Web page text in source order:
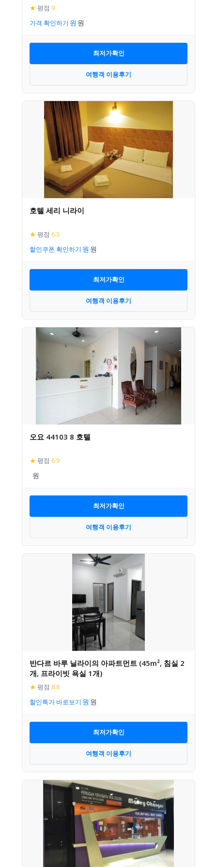
★ 평점 9
가격 확인하기
최저가확인
여행객 이용후기
호텔 세리 니라이
★ 평점 6.3
할인쿠폰 확인하기
최저가확인
여행객 이용후기
오요 44103 8 호텔
★ 평점 6.9
최저가확인
여행객 이용후기
반다르 바루 닐라이의 아파트먼트 (45m², 침실 2
개, 프라이빗 욕실 1개)
★ 평점 8.8
할인특가 바로보기
최저가확인
여행객 이용후기